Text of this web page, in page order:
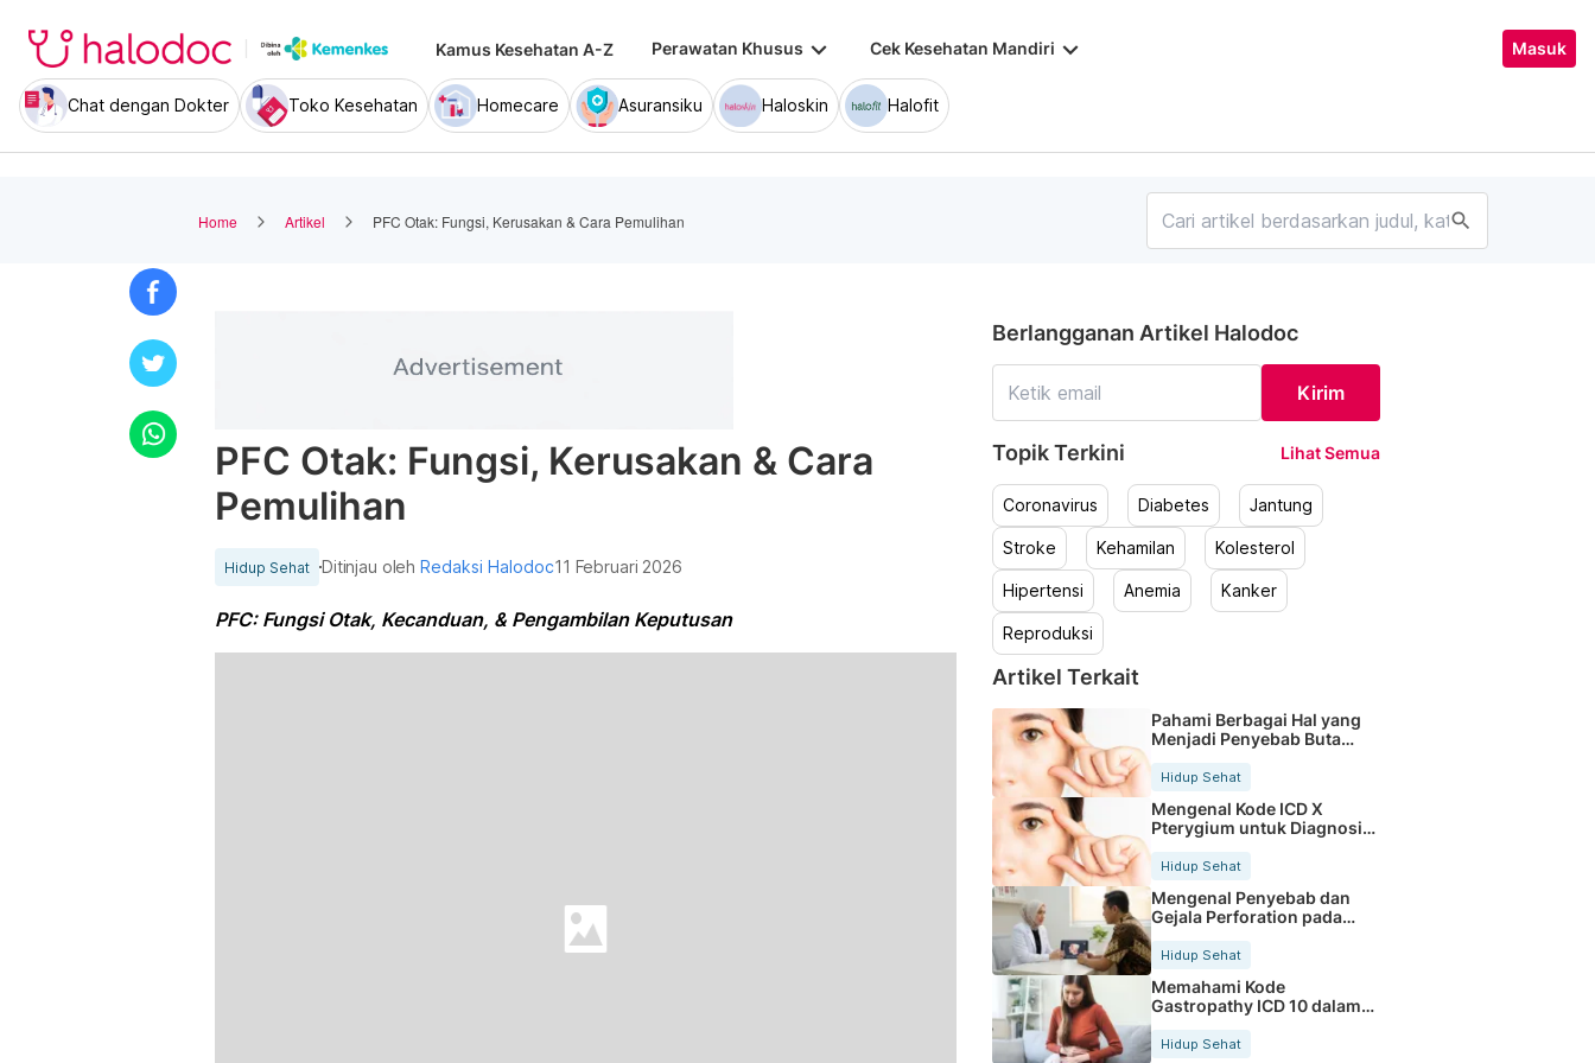
Kamus Kesehatan A-Z Perawatan Khusus keyboard_arrow_down Cek Kesehatan Mandiri keyboard_arrow_down Masuk
Chat dengan Dokter Toko Kesehatan Homecare Asuransiku Haloskin Halofit
Home Artikel PFC Otak: Fungsi, Kerusakan & Cara Pemulihan search
PFC Otak: Fungsi, Kerusakan & Cara
Pemulihan
Hidup Sehat Ditinjau olehRedaksi Halodoc11 Februari 2026
PFC: Fungsi Otak, Kecanduan, & Pengambilan Keputusan
Berlangganan Artikel Halodoc
Kirim
Topik Terkini Lihat Semua
Coronavirus Diabetes Jantung
Stroke Kehamilan Kolesterol
Hipertensi Anemia Kanker
Reproduksi
Artikel Terkait
Pahami Berbagai Hal yang
Menjadi Penyebab Buta
Hidup Sehat
Mengenal Kode ICD X
Pterygium untuk Diagnosis
Hidup Sehat
Mengenal Penyebab dan
Gejala Perforation pada
Tubuh
Hidup Sehat
Memahami Kode
Gastropathy ICD 10 dalam
Rekam Medis Pasien
Hidup Sehat